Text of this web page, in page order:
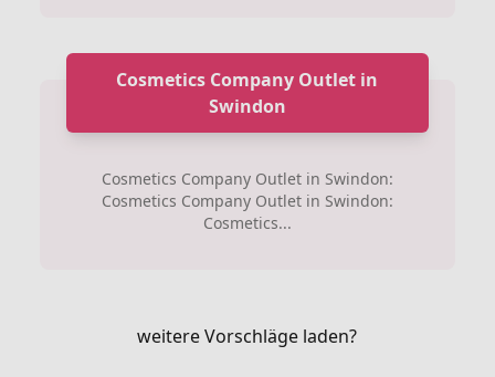
Cosmetics Company Outlet in
Swindon
Cosmetics Company Outlet in Swindon:
Cosmetics Company Outlet in Swindon:
Cosmetics...
weitere Vorschläge laden?